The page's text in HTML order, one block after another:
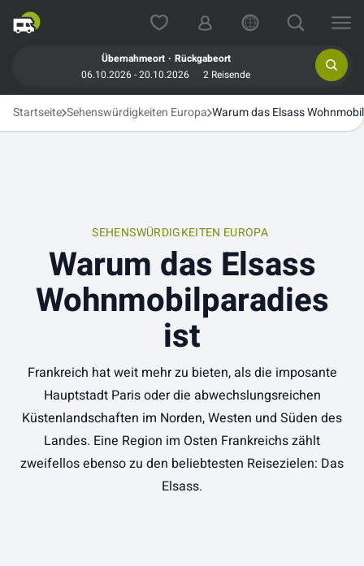
Übernahmeort . Rückgabeort
06.10.2026 - 20.10.2026
2 Reisende
Startseite Sehenswürdigkeiten Europa Warum das Elsass
SEHENSWÜRDIGKEITEN EUROPA
Warum das Elsass
Wohnmobilparadies
ist
Frankreich hat weit mehr zu bieten, als die imposante
Hauptstadt Paris oder die abwechslungsreichen
Küstenlandschaften im Norden, Westen und Süden des
Landes. Eine Region im Osten Frankreichs zählt
zweifellos ebenso zu den beliebtesten Reisezielen: Das
Elsass.